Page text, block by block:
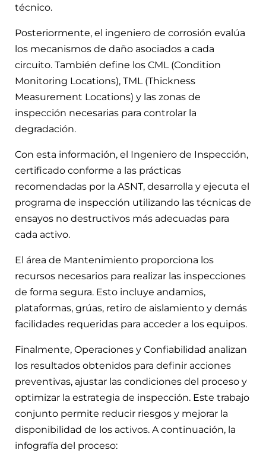
técnico.
Posteriormente, el ingeniero de corrosión evalúa
los mecanismos de daño asociados a cada
circuito. También define los CML (Condition
Monitoring Locations), TML (Thickness
Measurement Locations) y las zonas de
inspección necesarias para controlar la
degradación.
Con esta información, el Ingeniero de Inspección,
certificado conforme a las prácticas
recomendadas por la ASNT, desarrolla y ejecuta el
programa de inspección utilizando las técnicas de
ensayos no destructivos más adecuadas para
cada activo.
El área de Mantenimiento proporciona los
recursos necesarios para realizar las inspecciones
de forma segura. Esto incluye andamios,
plataformas, grúas, retiro de aislamiento y demás
facilidades requeridas para acceder a los equipos.
Finalmente, Operaciones y Confiabilidad analizan
los resultados obtenidos para definir acciones
preventivas, ajustar las condiciones del proceso y
optimizar la estrategia de inspección. Este trabajo
conjunto permite reducir riesgos y mejorar la
disponibilidad de los activos. A continuación, la
infografía del proceso: